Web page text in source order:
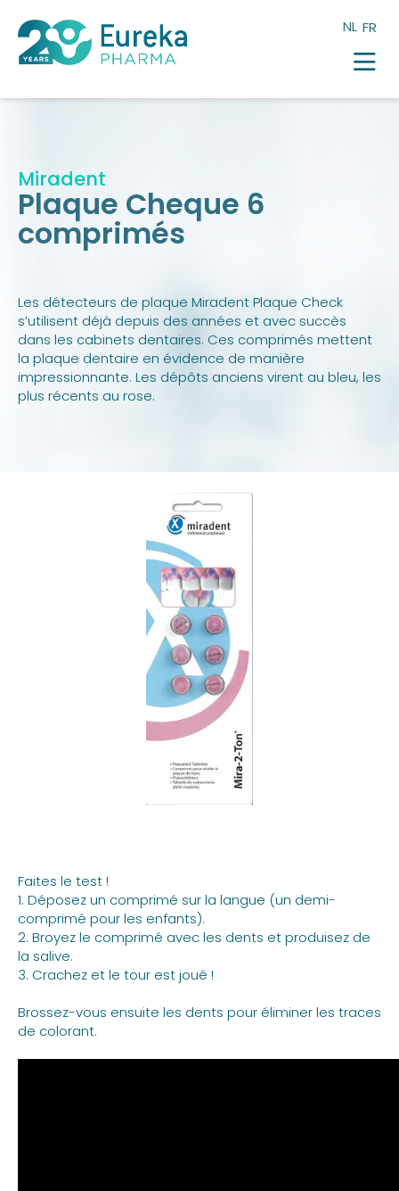
NL FR
Qui sommes nous
Miradent
Mörser
Blog
Témoignages
Jobs
Contact
Miradent
Plaque Cheque 6
comprimés
Les détecteurs de plaque Miradent Plaque Check
s’utilisent déjà depuis des années et avec succès
dans les cabinets dentaires. Ces comprimés mettent
la plaque dentaire en évidence de manière
impressionnante. Les dépôts anciens virent au bleu, les
plus récents au rose.
Faites le test !
1. Déposez un comprimé sur la langue (un demi-
comprimé pour les enfants).
2. Broyez le comprimé avec les dents et produisez de
la salive.
3. Crachez et le tour est joué !
Brossez-vous ensuite les dents pour éliminer les traces
de colorant.